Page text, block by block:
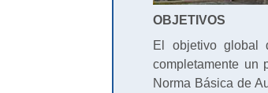
OBJETIVOS
El objetivo global
completamente un
Norma Básica de